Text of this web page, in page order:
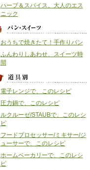
ハーブ＆スパイス。大人のエス
ニック
おうちで焼きたて！手作りパン
ふんわりしあわせ、スイーツ時
間
電子レンジで、このレシピ
圧力鍋で、このレシピ
ルクルーゼ/STAUBで、このレシ
ピ
フードプロセッサー/ミキサー/ジ
ューサーで、このレシピ
ホームベーカリーで、このレシ
ピ